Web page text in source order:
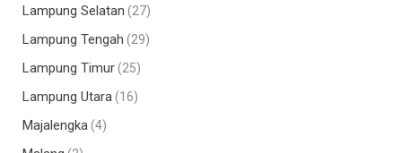
Lampung Selatan (27)
Lampung Tengah (29)
Lampung Timur(25)
Lampung Utara(16)
Majalengka(4)